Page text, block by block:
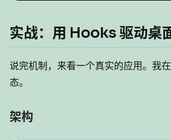
实战：用 Hooks 驱动桌
说完机制，来看一个真实的应用。我
态。
架构